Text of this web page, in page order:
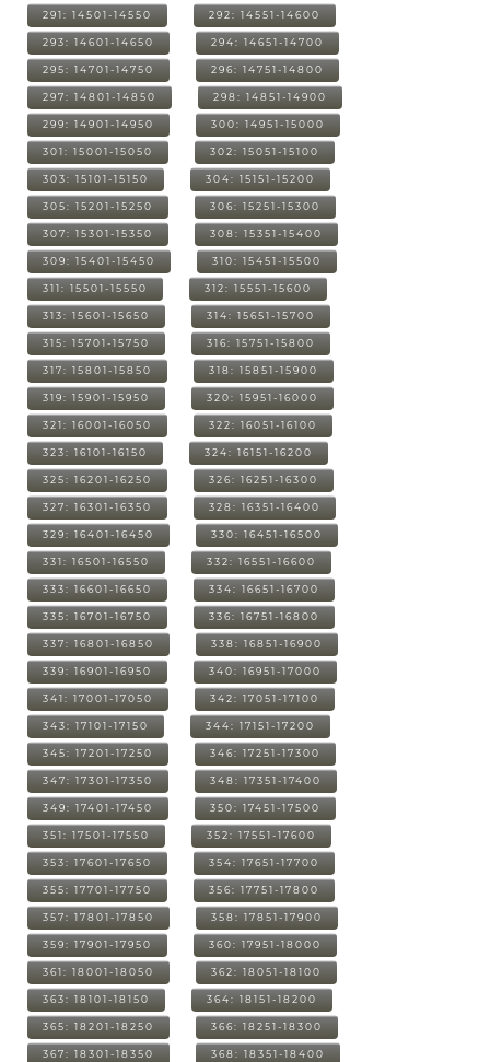
291: 14501-14550 292: 14551-14600
293: 14601-14650 294: 14651-14700
295: 14701-14750 296: 14751-14800
297: 14801-14850 298: 14851-14900
299: 14901-14950 300: 14951-15000
301: 15001-15050 302: 15051-15100
303: 15101-15150 304: 15151-15200
305: 15201-15250 306: 15251-15300
307: 15301-15350 308: 15351-15400
309: 15401-15450 310: 15451-15500
311: 15501-15550 312: 15551-15600
313: 15601-15650 314: 15651-15700
315: 15701-15750 316: 15751-15800
317: 15801-15850 318: 15851-15900
319: 15901-15950 320: 15951-16000
321: 16001-16050 322: 16051-16100
323: 16101-16150 324: 16151-16200
325: 16201-16250 326: 16251-16300
327: 16301-16350 328: 16351-16400
329: 16401-16450 330: 16451-16500
331: 16501-16550 332: 16551-16600
333: 16601-16650 334: 16651-16700
335: 16701-16750 336: 16751-16800
337: 16801-16850 338: 16851-16900
339: 16901-16950 340: 16951-17000
341: 17001-17050 342: 17051-17100
343: 17101-17150 344: 17151-17200
345: 17201-17250 346: 17251-17300
347: 17301-17350 348: 17351-17400
349: 17401-17450 350: 17451-17500
351: 17501-17550 352: 17551-17600
353: 17601-17650 354: 17651-17700
355: 17701-17750 356: 17751-17800
357: 17801-17850 358: 17851-17900
359: 17901-17950 360: 17951-18000
361: 18001-18050 362: 18051-18100
363: 18101-18150 364: 18151-18200
365: 18201-18250 366: 18251-18300
367: 18301-18350 368: 18351-18400